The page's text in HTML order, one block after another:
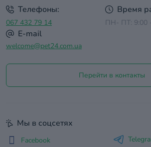
Телефоны:
067 432 79 14
Время
ПН- ПТ: 9:00
E-mail
welcome@pet24.com.ua
Перейти в контакты
Мы в соцсетях
Facebook